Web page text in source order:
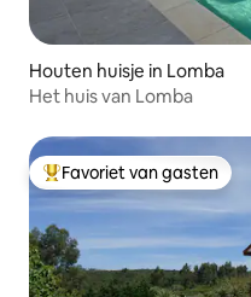
Houten huisje in Lomba
Het huis van Lomba
Topfavoriet van gasten
Favoriet van gasten